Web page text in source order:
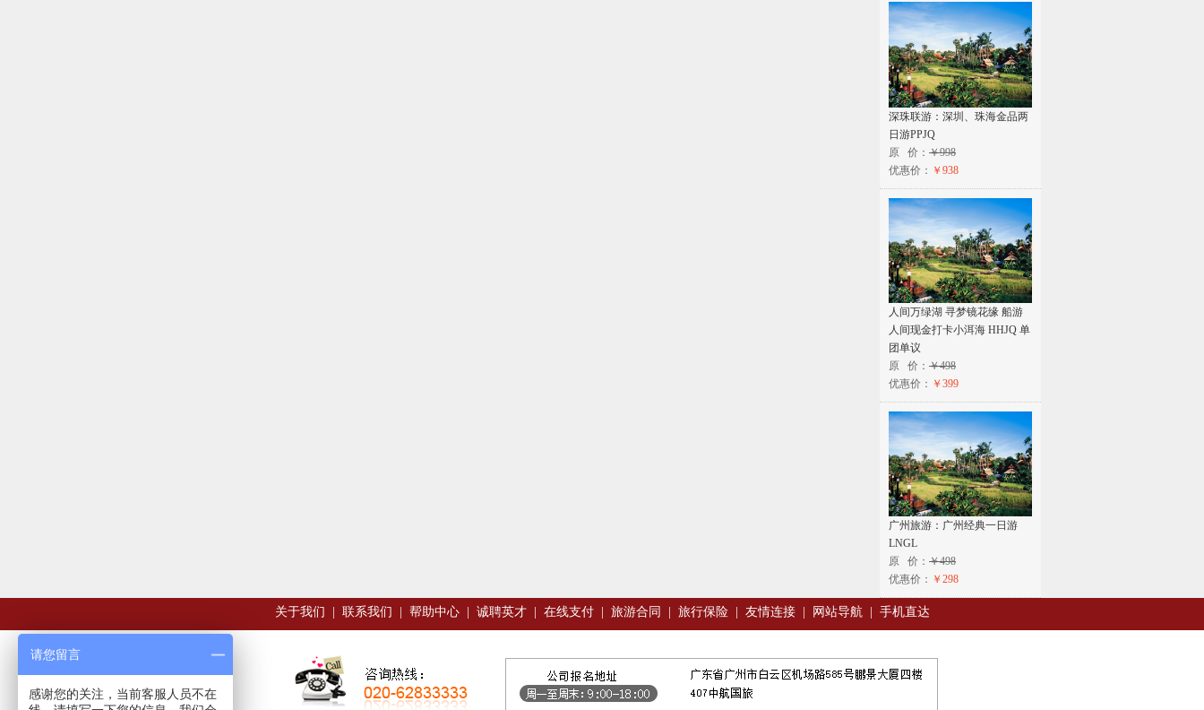
深珠联游：深圳、珠海金品两
日游PPJQ
原 价： ￥998
优惠价： ￥938
人间万绿湖 寻梦镜花缘 船游
人间现金打卡小洱海 HHJQ 单
团单议
原 价： ￥498
优惠价： ￥399
广州旅游：广州经典一日游
LNGL
原 价： ￥498
优惠价： ￥298
关于我们 联系我们 帮助中心 诚聘英才 在线支付 旅游合同 旅行保险 友情连接 网站导航 手机直达
请您留言
感谢您的关注，当前客服人员不在